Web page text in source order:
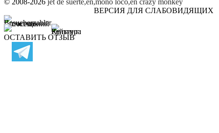
ВЕРСИЯ ДЛЯ СЛАБОВИДЯЩИХ
ОСТАВИТЬ ОТЗЫВ